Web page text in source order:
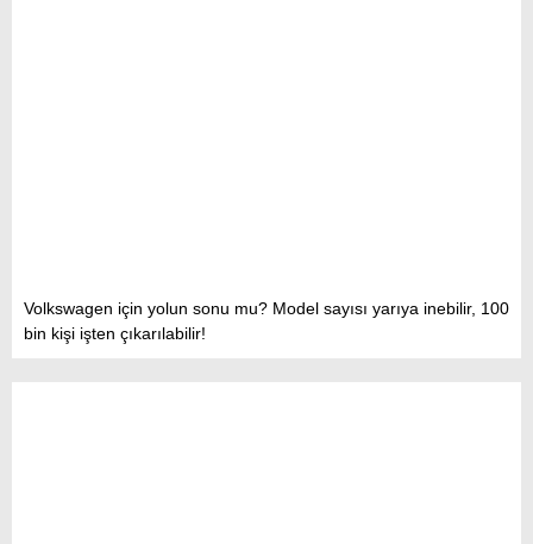
Volkswagen için yolun sonu mu? Model sayısı yarıya inebilir, 100
bin kişi işten çıkarılabilir!